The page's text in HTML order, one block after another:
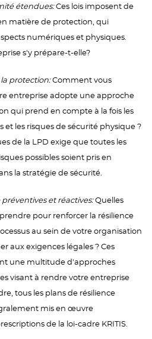
étendues:Ces lois imposent de
matière de protection, qui
numériques et physiques.
s'y prépare-t-elle?
protection:Comment vous
entreprise adopte une approche
qui prend en compte à la fois les
et les risques de sécurité physique ?
de la LPD exige que toutes les
possibles soient pris en
la stratégie de sécurité.
et réactives:Quelles
pour renforcer la résilience
au sein de votre organisation
aux exigences légales ? Ces
une multitude d'approches
visant à rendre votre entreprise
tous les plans de résilience
mis en œuvre
de la loi-cadre KRITIS.